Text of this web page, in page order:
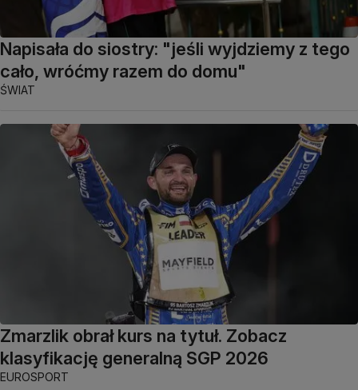
Napisała do siostry: "jeśli wyjdziemy z tego
cało, wróćmy razem do domu"
ŚWIAT
Zmarzlik obrał kurs na tytuł. Zobacz
klasyfikację generalną SGP 2026
EUROSPORT